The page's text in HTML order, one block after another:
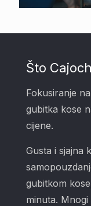
Što
Fokusiranje
gubitka kose
cijene.
Gusta i sjajna
gubitkom
minuta.